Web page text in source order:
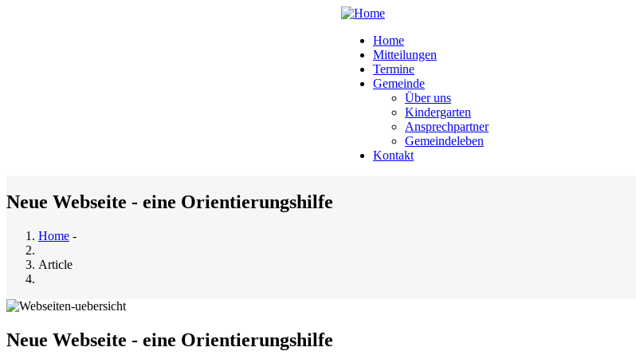
Main
navigation
Home
Mitteilungen
Termine
Gemeinde
Über uns
Kindergarten
Ansprechpartner
Gemeindeleben
Kontakt
Neue Webseite - eine Orientierungshilfe
Breadcrumb
Home -
Article
Neue Webseite - eine Orientierungshilfe